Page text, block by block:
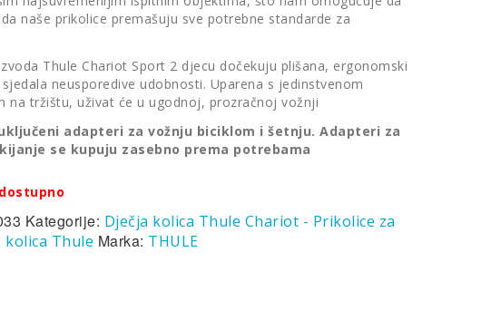
naše prikolice premašuju sve potrebne standarde za
Thule Chariot Sport 2 djecu dočekuju plišana, ergonomski
neusporedive udobnosti. Uparena s jedinstvenom
na tržištu, uživat će u ugodnoj, prozračnoj vožnji
adapteri za vožnju biciklom i šetnju. Adapteri za
se kupuju zasebno prema potrebama
Kategorije: Dječja kolica Thule Chariot - Prikolice za
kolica Thule Marka: THULE